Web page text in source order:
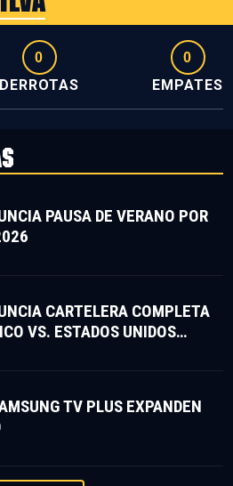
0
DERROTAS
0
EMPATES
PAUSA DE VERANO POR
CARTELERA COMPLETA
VS. ESTADOS UNIDOS
TV PLUS EXPANDEN